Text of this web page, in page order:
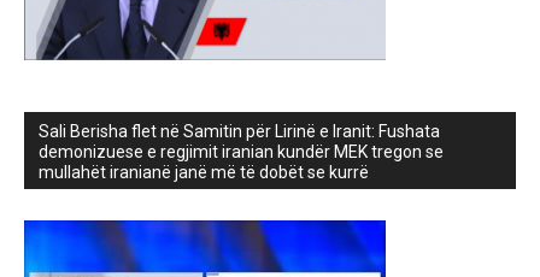
Sali Berisha flet në Samitin për Lirinë e Iranit: Fushata
demonizuese e regjimit iranian kundër MEK tregon se
mullahët iranianë janë më të dobët se kurrë